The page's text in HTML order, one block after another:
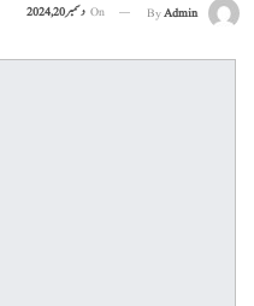
ByAdmin
On دسمبر 20, 2024